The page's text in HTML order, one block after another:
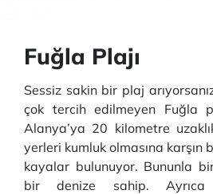
Fuğla Plajı
Sessiz sakin bir plaj
çok tercih edilmeyen Fuğla
Alanya’ya 20 kilometre
yerleri kumluk olmasına karşın
kayalar bulunuyor. Bununla
bir denize sahip. Ayrıca